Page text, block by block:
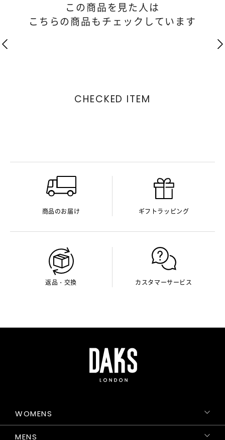
この商品を見た人は
こちらの商品もチェックしています
CHECKED ITEM
商品のお届け ギフトラッピング
返品・交換 カスタマーサービス
WOMENS
MENS